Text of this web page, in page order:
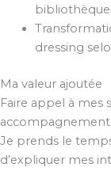
dressing
Ma valeur ajoutée
Faire appel à mes
Je prends le
d’expliquer mes